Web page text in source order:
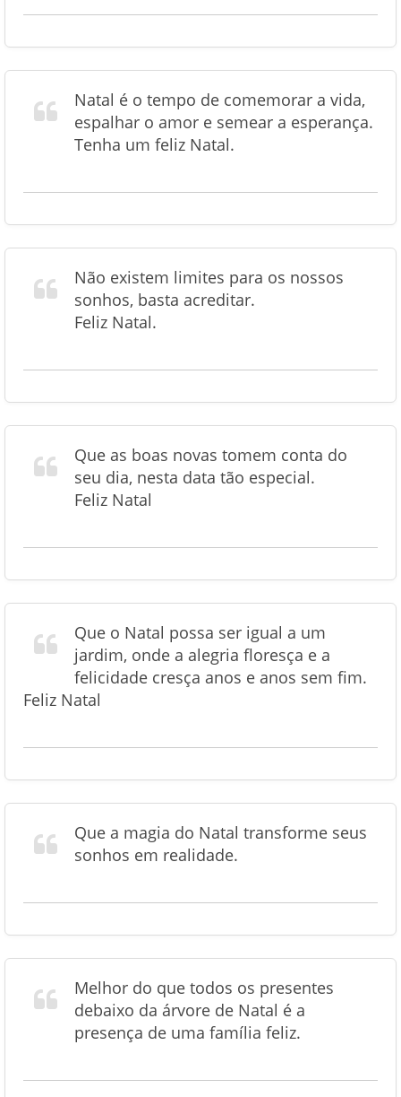
Natal é o tempo de comemorar a vida,
espalhar o amor e semear a esperança.
Tenha um feliz Natal.
Não existem limites para os nossos
sonhos, basta acreditar.
Feliz Natal.
Que as boas novas tomem conta do
seu dia, nesta data tão especial.
Feliz Natal
Que o Natal possa ser igual a um
jardim, onde a alegria floresça e a
felicidade cresça anos e anos sem fim.
Feliz Natal
Que a magia do Natal transforme seus
sonhos em realidade.
Melhor do que todos os presentes
debaixo da árvore de Natal é a
presença de uma família feliz.